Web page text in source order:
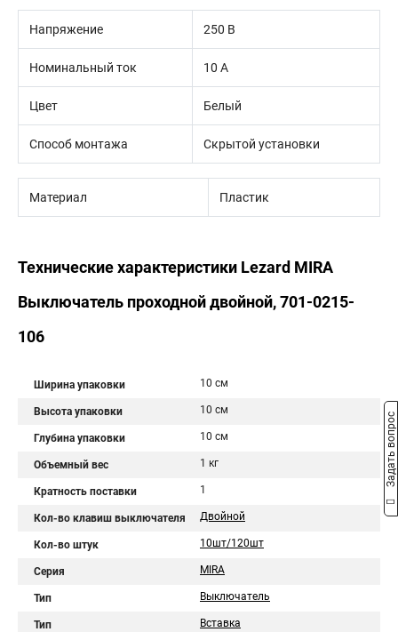
Напряжение 250 В
Номинальный ток 10 А
Цвет Белый
Способ монтажа Скрытой установки
Материал Пластик
Технические характеристики Lezard MIRA
Выключатель проходной двойной, 701-0215-
106
Ширина упаковки 10 см
Высота упаковки 10 см
Глубина упаковки 10 см
Объемный вес 1 кг
Кратность поставки 1
Кол-во клавиш выключателя Двойной
Кол-во штук 10шт/120шт
Серия MIRA
Тип Выключатель
Тип Вставка
Задать вопрос